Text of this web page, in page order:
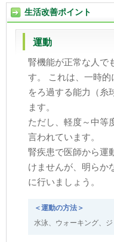
生活改善ポイント
運動
腎機能が正常な人で
す。 これは、一時
をろ過する能力（糸
ます。
ただし、軽度～中等
言われています。
腎疾患で医師から運
けませんが、明らか
に行いましょう。
＜運動の方法＞
水泳、ウォーキング、